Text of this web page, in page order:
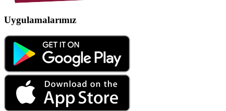
Uygulamalarımız